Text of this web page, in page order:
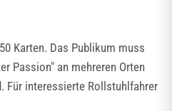
Karten. Das Publikum muss
Passion" an mehreren Orten
Für interessierte Rollstuhlfahrer